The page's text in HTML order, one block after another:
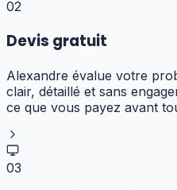
02
Devis gratuit
Alexandre évalue votre
clair, détaillé et sans
ce que vous payez avant
03